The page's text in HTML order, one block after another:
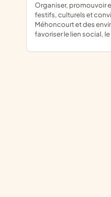
organiser, promouvoir et animer des événements
festifs, culturels et
Méhoncourt et des
favoriser le lien social,